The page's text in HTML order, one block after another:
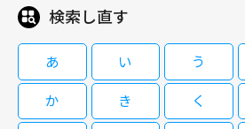
検索し直す
あ い う
か
き く